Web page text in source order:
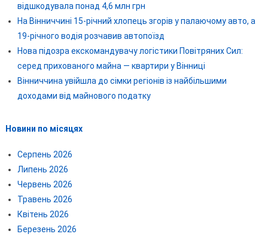
відшкодувала понад 4,6 млн грн
На Вінниччині 15-річний хлопець згорів у палаючому авто, а
19-річного водія розчавив автопоїзд
Нова підозра екскомандувачу логістики Повітряних Сил:
серед прихованого майна — квартири у Вінниці
Вінниччина увійшла до сімки регіонів із найбільшими
доходами від майнового податку
Новини по місяцях
Серпень 2026
Липень 2026
Червень 2026
Травень 2026
Квітень 2026
Березень 2026